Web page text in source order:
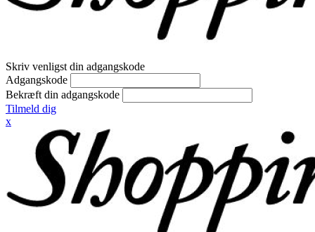
Skriv venligst din adgangskode
Adgangskode
Bekræft din adgangskode
Tilmeld dig
x